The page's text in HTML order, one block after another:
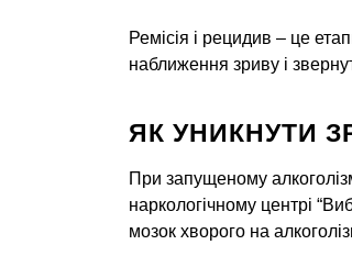
Ремісія і рецидив – це
наближення зриву і
ЯК УНИКНУТИ
При запущеному
наркологічному центрі
мозок хворого на